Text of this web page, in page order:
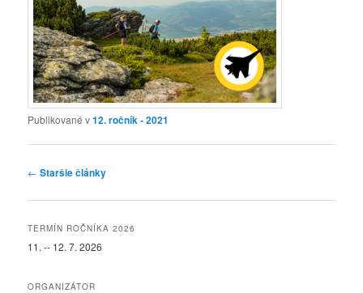
Publikované v12. ročník - 2021
Navigácia článkami
← Staršie články
TERMÍN ROČNÍKA 2026
11. -- 12. 7. 2026
ORGANIZÁTOR